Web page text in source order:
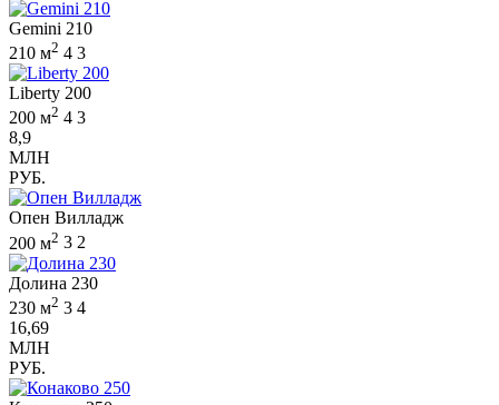
Gemini 210
210 м2 4 3
Liberty 200
200 м2 4 3
8,9
МЛН
РУБ.
Опен Вилладж
200 м2 3 2
Долина 230
230 м2 3 4
16,69
МЛН
РУБ.